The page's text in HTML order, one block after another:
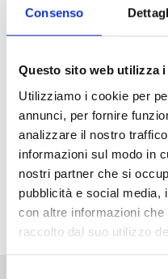
Consenso
Questo sito web utilizza
Utilizziamo i cookie per
annunci, per fornire
analizzare il nostro
informazioni sul modo in
nostri partner che si
pubblicità e social media,
con altre informazioni
raccolto dal suo utilizzo
addestrandosi sotto la
diventare un maestro
più taciturno. La felicità
poter continuare
tragedia bussa alla loro
e una vita che non
adesso brucia solo la
alimentata dall’odio...
Azione, violenza e
storia a cavallo fra il